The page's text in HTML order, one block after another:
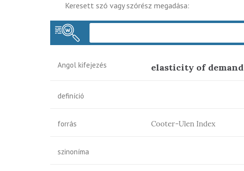
Keresett szó vagy szórész megadása:
Angol kifejezés elasticity of demand
definíció
forrás Cooter-Ulen Index
szinoníma